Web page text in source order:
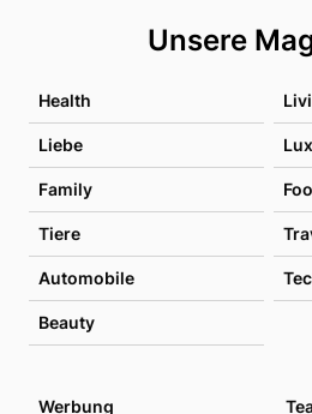
Unsere
Health
Liebe
Family
Tiere
Automobile
Beauty
Werbung